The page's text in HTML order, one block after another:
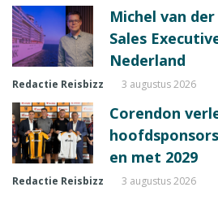
Michel van
Sales
Nederland
Redactie Reisbizz 3 augustus 2026
Corendon
en met 2029
Redactie Reisbizz 3 augustus 2026